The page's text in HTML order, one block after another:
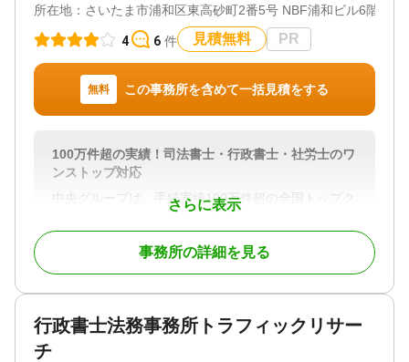
所在地： さいたま市浦和区東高砂町2番5号 NBF浦和ビル6階
4 6 件 見積無料 PR
無料 この事務所を含めて一括見積をする
さらに表示
100万件超の実績！司法書士・行政書士・社労士のワ
ンストップ対応
中央グループは、手続実績100万件超の全国トップク
ラスの実績を誇ります。
また、司法書士、行政書士、社会保険労務士が幅広
く業務を行っているため、あらゆる手続きでも安心
の業務体制が整っております。
の相続手続きを進めなければなりません。市役所で
事務所の詳細を見る
行政書士法務事務所トラフィックリサー
チ